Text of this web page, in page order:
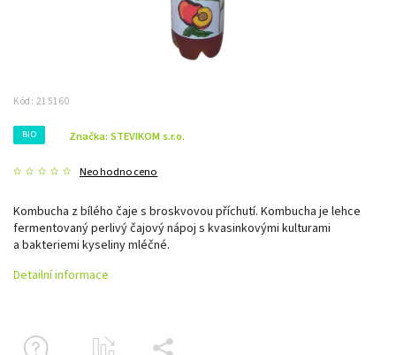
Kód: 215160
BIO
Neohodnoceno
Značka: STEVIKOM s.r.o.
Kombucha z bílého čaje s broskvovou příchutí. Kombucha je lehce
fermentovaný perlivý čajový nápoj s kvasinkovými kulturami
a bakteriemi kyseliny mléčné.
Detailní informace